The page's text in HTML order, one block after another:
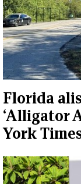
Florida
‘Alligator
York